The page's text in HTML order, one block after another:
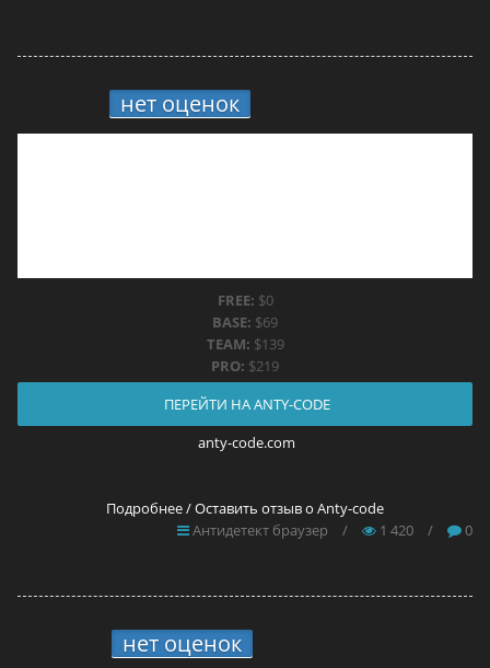
нет оценок
FREE: $0
BASE: $69
TEAM: $139
PRO: $219
ПЕРЕЙТИ НА ANTY-CODE
anty-code.com
Подробнее / Оставить отзыв о Anty-code
Антидетект браузер
/ 1 420 / 0
нет оценок